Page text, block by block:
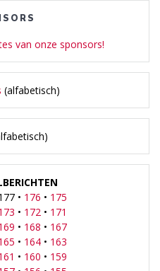
van onze sponsors!
(alfabetisch)
• 176 • 175
• 172• 171
• 168 • 167
• 164• 163
• 160 • 159